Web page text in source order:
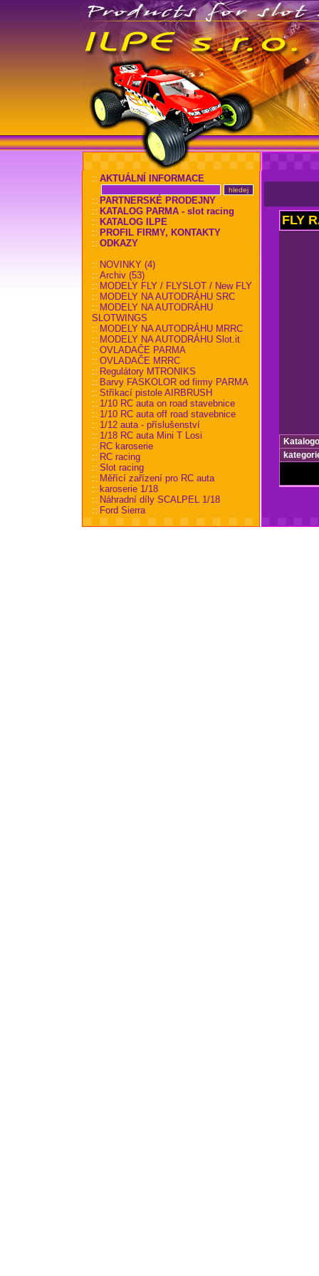
:: AKTUÁLNÍ INFORMACE
:: PARTNERSKÉ PRODEJNY
:: KATALOG PARMA - slot racing
:: KATALOG ILPE
:: PROFIL FIRMY, KONTAKTY
:: ODKAZY
:: NOVINKY (4)
:: Archiv (53)
:: MODELY FLY / FLYSLOT / New FLY
:: MODELY NA AUTODRÁHU SRC
:: MODELY NA AUTODRÁHU
SLOTWINGS
:: MODELY NA AUTODRÁHU MRRC
:: MODELY NA AUTODRÁHU Slot.it
:: OVLADAČE PARMA
:: OVLADAČE MRRC
:: Regulátory MTRONIKS
:: Barvy FASKOLOR od firmy PARMA
:: Stříkací pistole AIRBRUSH
:: 1/10 RC auta on road stavebnice
:: 1/10 RC auta off road stavebnice
:: 1/12 auta - příslušenství
:: 1/18 RC auta Mini T Losi
:: RC karoserie
:: RC racing
:: Slot racing
:: Měřící zařízení pro RC auta
:: karoserie 1/18
:: Náhradní díly SCALPEL 1/18
:: Ford Sierra
FLY